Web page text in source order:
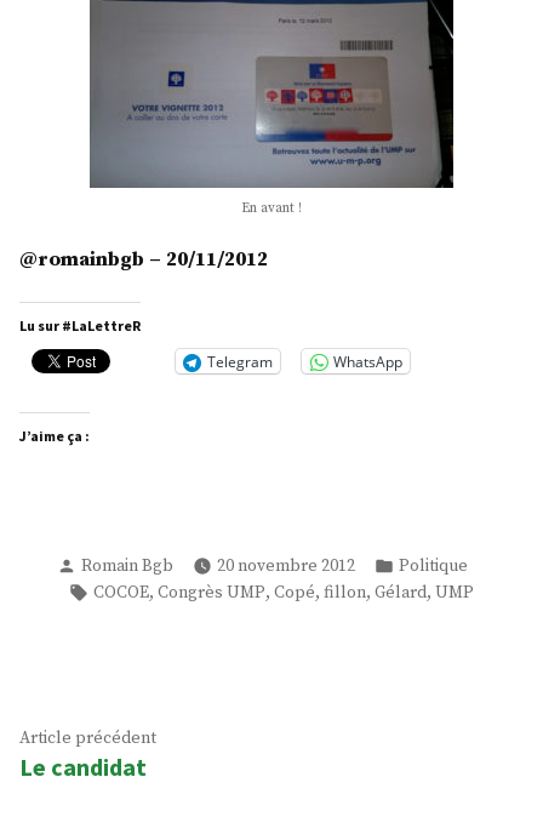
En avant !
@romainbgb – 20/11/2012
Lu sur #LaLettreR
Telegram WhatsApp
J’aime ça :
Publié
par
Romain Bgb 20 novembre 2012
Publié
dans
Politique
Étiquettes :
COCOE, Congrès UMP, Copé, fillon, Gélard, UMP
Navigation
de
Article précédentArticle
Le candidat